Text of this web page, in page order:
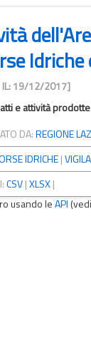
Idriche
IL: 19/12/2017]
e attività
DA:REGIONE
IDRICHE |
CSV |XLSX |
usando leAPI (vedi